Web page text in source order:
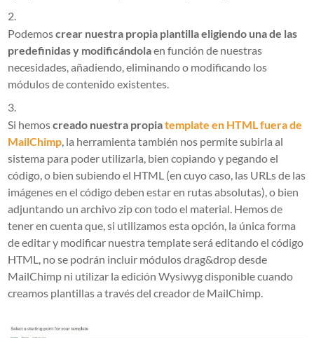
Podemoscrear nuestra propia plantilla eligiendo una de las
predefinidas y modificándolaen función de nuestras
necesidades, añadiendo, eliminando o modificando los
módulos de contenido existentes.
Si hemoscreado nuestra propiatemplate en HTML fuera de
MailChimp, la herramienta también nos permite subirla al
sistema para poder utilizarla, bien copiando y pegando el
código, o bien subiendo el HTML (en cuyo caso, las URLs de las
imágenes en el código deben estar en rutas absolutas), o bien
adjuntando un archivo zip con todo el material. Hemos de
tener en cuenta que, si utilizamos esta opción, la única forma
de editar y modificar nuestra template será editando el código
HTML, no se podrán incluir módulos drag&drop desde
MailChimp ni utilizar la edición Wysiwyg disponible cuando
creamos plantillas a través del creador de MailChimp.